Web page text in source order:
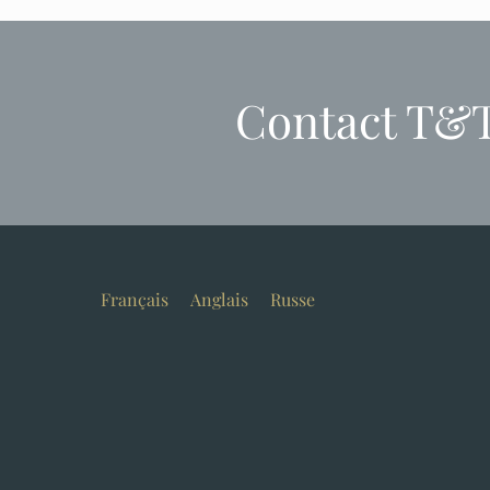
Contact
Français Anglais Russe